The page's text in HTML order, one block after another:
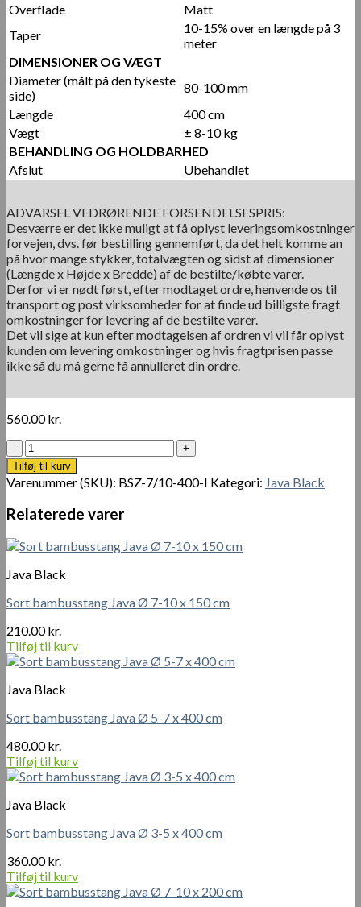
Overflade
Matt
Taper
10-15% over en længde på 3
meter
DIMENSIONER OG VÆGT
Diameter (målt på den tykeste
side)
80-100 mm
Længde
400 cm
Vægt
± 8-10 kg
BEHANDLING OG HOLDBARHED
Afslut
Ubehandlet
ADVARSEL VEDRØRENDE FORSENDELSESPRIS:
Desværre er det ikke muligt at få oplyst leveringsomkostninger
forvejen, dvs. før bestilling gennemført, da det helt komme an
på hvor mange stykker, totalvægten og sidst af dimensioner
(Længde x Højde x Bredde) af de bestilte/købte varer.
Derfor vi er nødt først, efter modtaget ordre, henvende os til
transport og post virksomheder for at finde ud billigste fragt
omkostninger for levering af de bestilte varer.
Det vil sige at kun efter modtagelsen af ordren vi vil får oplyst
kunden om levering omkostninger og hvis fragtprisen passe
ikke så du må gerne få annulleret din ordre.
560.00kr.
Sort
bambusstang
Java
Ø
8-
10
400
cm
antal
Tilføj til kurv
Varenummer (SKU): BSZ-7/10-400-I Kategori: Java Black
Relaterede varer
Java Black
Sort bambusstang Java Ø 7-10 x 150 cm
210.00kr.
Tilføj til kurv
Java Black
Sort bambusstang Java Ø 5-7 x 400 cm
480.00kr.
Tilføj til kurv
Java Black
Sort bambusstang Java Ø 3-5 x 400 cm
360.00kr.
Tilføj til kurv